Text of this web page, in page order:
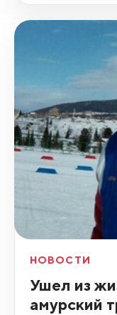
НОВОСТИ
Ушел из
амурский